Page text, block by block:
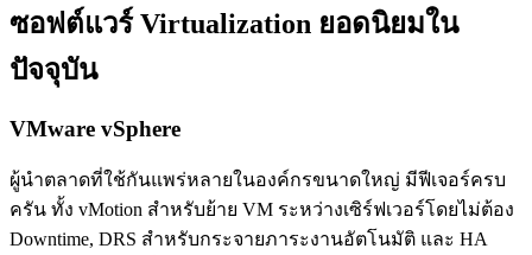
ซอฟต์แวร์ Virtualization ยอดนิยมใน
ปัจจุบัน
VMware vSphere
ผู้นำตลาดที่ใช้กันแพร่หลายในองค์กรขนาดใหญ่ มีฟีเจอร์ครบ
ครัน ทั้ง vMotion สำหรับย้าย VM ระหว่างเซิร์ฟเวอร์โดยไม่ต้อง
Downtime, DRS สำหรับกระจายภาระงานอัตโนมัติ และ HA